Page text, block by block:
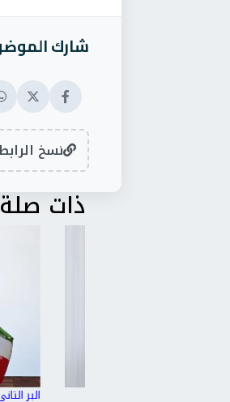
شارك
نسخ الرابط
ذات
/الجمعة، 7 أغسطس 2026